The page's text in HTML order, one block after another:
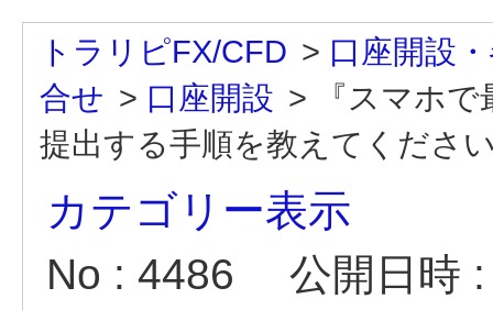
トラリピFX/CFD > 口座開設
合せ > 口座開設 >
『スマホ
提出する手順を教えてくださ
カテゴリー表示
No : 4486
公開日時